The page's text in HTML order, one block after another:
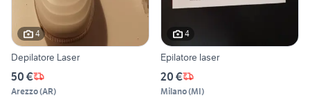
4
Depilatore Laser
50 €
Arezzo(AR)
4
Epilatore laser
20 €
Milano(MI)